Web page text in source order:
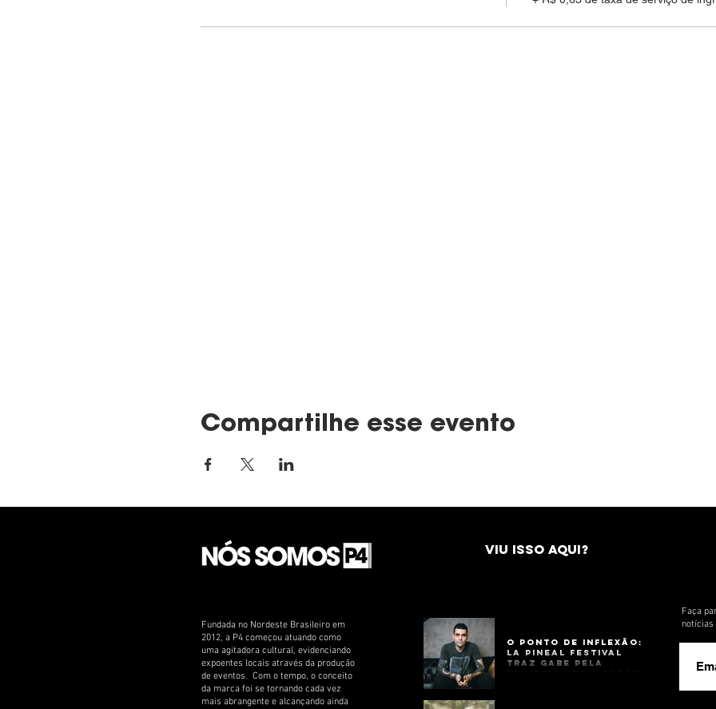
Compartilhe esse evento
VIU ISSO AQUI?
Fundada no Nordeste Brasileiro em
2012, a P4 começou atuando como
uma agitadora cultural, evidenciando
expoentes locais através da produção
de eventos. Com o tempo, o conceito
da marca foi se tornando cada vez
mais abrangente e alcançando ainda
O Ponto de Inflexão:
La Pineal Festival
Traz Gabe Pela
Faça
notícias